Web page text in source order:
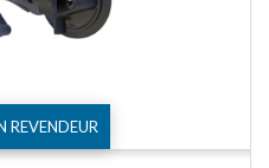
REVENDEUR